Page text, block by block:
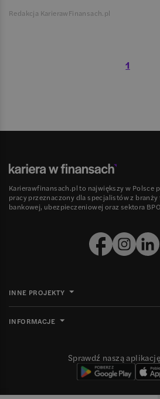
Redakcja KarierawFinansach.pl
1
Karierawfinansach.pl to największy w Polsce
pracy przeznaczony dla specjalistów z
bankowej, ubezpieczeniowej oraz sektora
INNE PROJEKTY
INFORMACJE
Sprawdź naszą